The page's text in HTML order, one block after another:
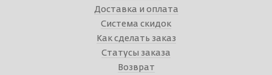
Доставка и оплата
Система скидок
Как сделать заказ
Статусы заказа
Возврат